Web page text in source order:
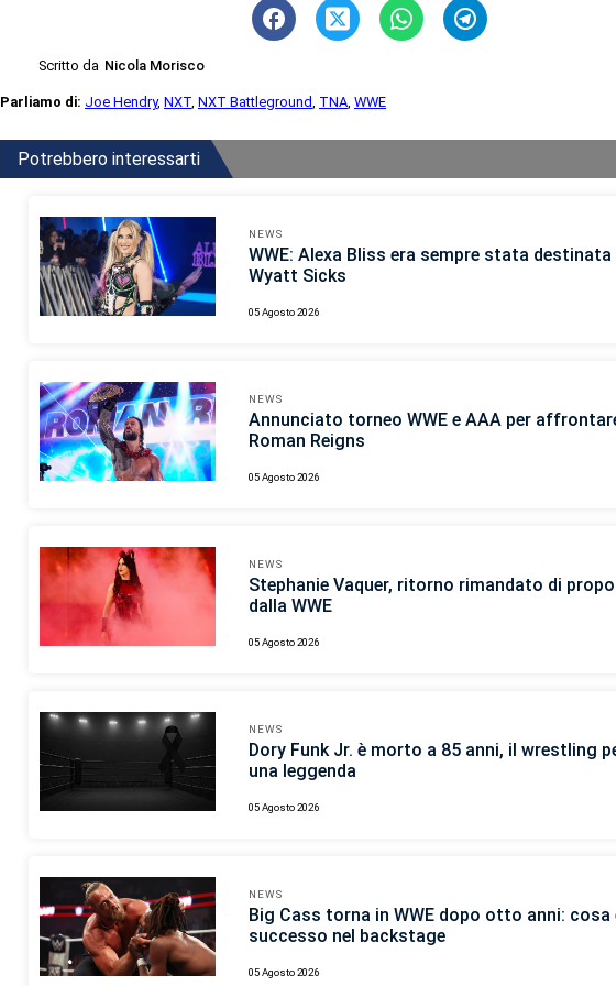
Scritto da Nicola Morisco
Parliamo di: Joe Hendry, NXT, NXT Battleground, TNA, WWE
Potrebbero interessarti
NEWS
WWE: Alexa Bliss era sempre stata destinata
Wyatt Sicks
05 Agosto 2026
NEWS
Annunciato torneo WWE e AAA per
Roman Reigns
05 Agosto 2026
NEWS
Stephanie Vaquer, ritorno rimandato di
dalla WWE
05 Agosto 2026
NEWS
Dory Funk Jr. è morto a 85 anni, il wrestling
una leggenda
05 Agosto 2026
NEWS
Big Cass torna in WWE dopo otto anni: cosa
successo nel backstage
05 Agosto 2026